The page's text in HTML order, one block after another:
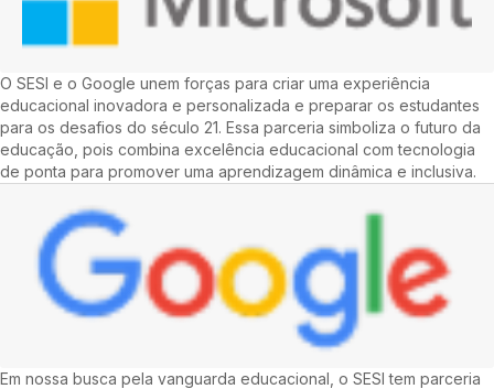
O SESI e o Google unem forças para criar uma experiência
educacional inovadora e personalizada e preparar os estudantes
para os desafios do século 21. Essa parceria simboliza o futuro da
educação, pois combina excelência educacional com tecnologia
de ponta para promover uma aprendizagem dinâmica e inclusiva.
Em nossa busca pela vanguarda educacional, o SESI tem parceria